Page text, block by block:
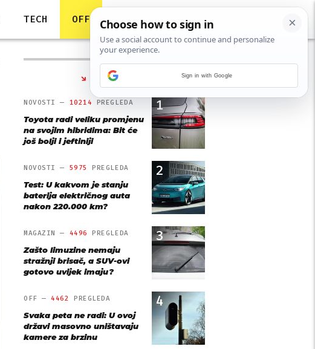
TECH OFF
NAJČITANIJE
1
NOVOSTI — 10214 PREGLEDA
Toyota radi veliku promjenu
na svojim hibridima: Bit će
još bolji i jeftiniji
2
NOVOSTI — 5975 PREGLEDA
Test: U kakvom je stanju
baterija električnog auta
nakon 220.000 km?
3
MAGAZIN — 4496 PREGLEDA
Zašto limuzine nemaju
stražnji brisač, a SUV-ovi
gotovo uvijek imaju?
4
OFF —4462 PREGLEDA
Svaka peta ne radi: U ovoj
državi masovno uništavaju
kamere za brzinu
Sign in with Google